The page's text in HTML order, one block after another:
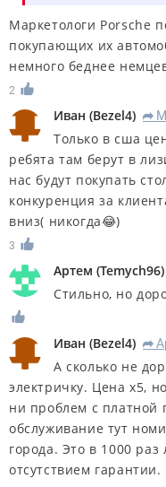
Маркетологи Porsche
покупающих их
немного беднее
2
Иван (Bezel4) R
Только в сша
ребята там берут в
нас будут покупать
конкуренция за
вниз( никогда😂)
3
Артем (Temych96)
Стильно, но
Иван (Bezel4) R
А сколько не
электричку. Цена х5,
ни проблем с платной
обслуживание тут
города. Это в 1000
отсутствием